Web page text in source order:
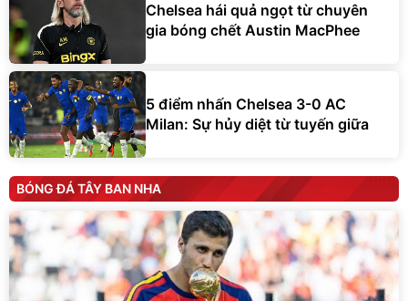
Chelsea hái quả ngọt từ chuyên
gia bóng chết Austin MacPhee
5 điểm nhấn Chelsea 3-0 AC
Milan: Sự hủy diệt từ tuyến giữa
BÓNG ĐÁ TÂY BAN NHA